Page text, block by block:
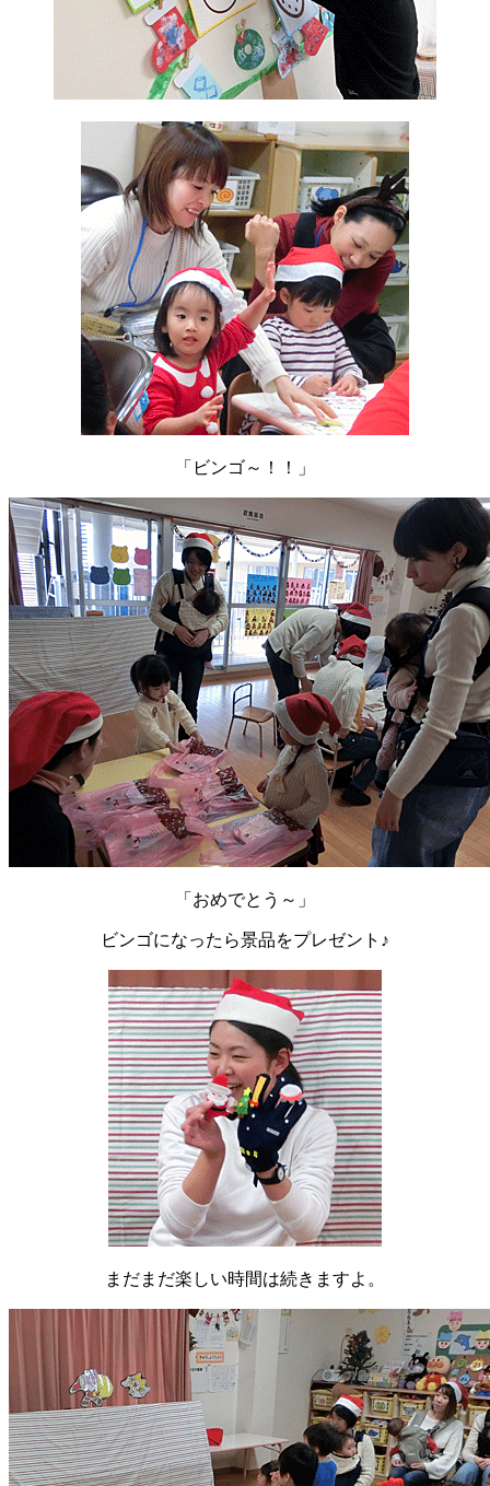
「ビンゴ～！！」
「おめでとう～」
ビンゴになったら景品をプレゼント♪
まだまだ楽しい時間は続きますよ。